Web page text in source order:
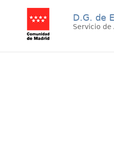
D.G. de
Servicio de